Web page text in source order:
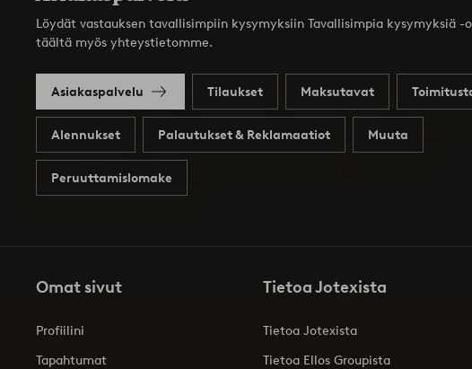
Löydät vastauksen tavallisimpiin kysymyksiin Tavallisimpia kysymyksiä -
täältä myös yhteystietomme.
Asiakaspalvelu Tilaukset Maksutavat
Alennukset Palautukset & Reklamaatiot Muuta
Peruuttamislomake
Omat sivut
Profiilini
Tapahtumat
Tietoa Jotexista
Tietoa Jotexista
Tietoa Ellos Groupista